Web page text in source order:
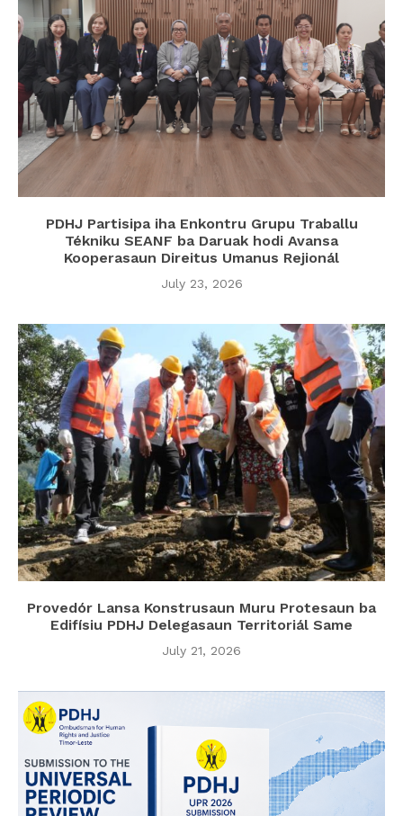
PDHJ Partisipa iha Enkontru Grupu Traballu
Tékniku SEANF ba Daruak hodi Avansa
Kooperasaun Direitus Umanus Rejionál
July 23, 2026
Provedór Lansa Konstrusaun Muru Protesaun ba
Edifísiu PDHJ Delegasaun Territoriál Same
July 21, 2026